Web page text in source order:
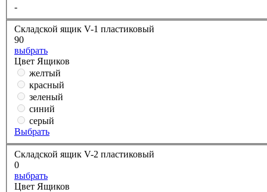
-
Складской ящик V-1 пластиковый
90
выбрать
Цвет Ящиков
желтый
красный
зеленый
синий
серый
Выбрать
Складской ящик V-2 пластиковый
0
выбрать
Цвет Ящиков